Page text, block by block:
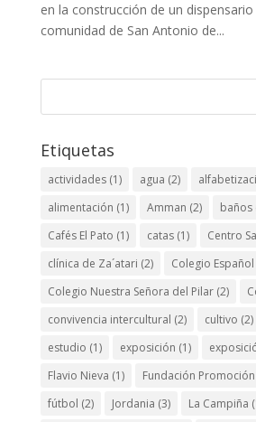
en la construcción de un
comunidad de San Antonio de...
Etiquetas
actividades(1) agua (2)
alimentación (1) Amman (2) baños
Cafés El Pato (1) catas(1) Centro
clínica de Za´atari (2) Colegio
Colegio Nuestra Señora del Pilar(2)
convivencia intercultural (2) cultivo (2)
estudio (1) exposición (1)
Flavio Nieva (1) Fundación
fútbol (2) Jordania (3) La Campiña